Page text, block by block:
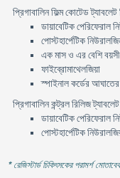
প্রিগাবালিন ফিল্ম কোটেড
ডায়াবেটিক পেরিফেরাল
পোস্টহার্পেটিক
এক মাস ও এর বেশি
ফাইব্রোমাথেলজিয়া
স্পাইনাল কর্ডের আঘাতের
প্রিগাবালিন কন্ট্রল রিলিজ
ডায়াবেটিক পেরিফেরাল
পোস্টহার্পেটিক
* রেজিস্টার্ড চিকিৎসকের পরামর্শ